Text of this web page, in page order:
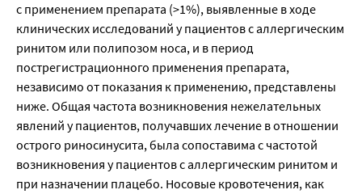
с применением препарата (>1%), выявленные в ходе
клинических исследований у пациентов с аллергическим
ринитом или полипозом носа, и в период
пострегистрационного применения препарата,
независимо от показания к применению, представлены
ниже. Общая частота возникновения нежелательных
явлений у пациентов, получавших лечение в отношении
острого риносинусита, была сопоставима с частотой
возникновения у пациентов с аллергическим ринитом и
при назначении плацебо. Носовые кровотечения, как